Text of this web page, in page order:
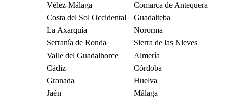
Vélez-Málaga
Comarca de Antequera
Costa del Sol Occidental
Guadalteba
La Axarquía
Nororma
Serranía de Ronda
Sierra de las Nieves
Valle del Guadalhorce
Almería
Cádiz
Córdoba
Granada
Huelva
Jaén
Málaga